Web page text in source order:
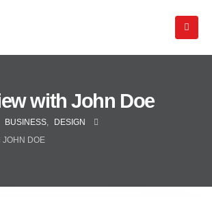
with John Doe
BUSINESS,
DESIGN
JOHN DOE